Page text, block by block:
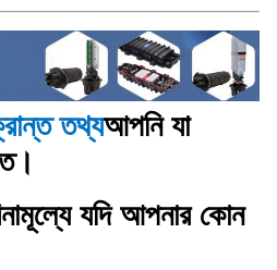
তথ্যআপনি যা
যদি আপনার কোন